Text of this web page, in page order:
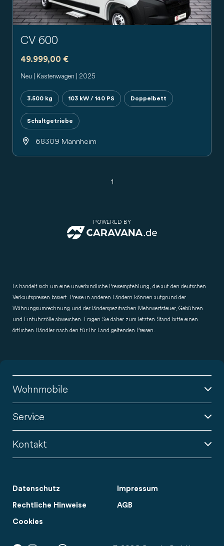
CV 600
49.999,00 €
Neu | Kastenwagen | 2025
3.500 kg 103 kW / 140 PS Doppelbett
Schaltgetriebe
68309 Mannheim
1
POWERED BY
CARAVANA.de
Es handelt sich um eine unverbindliche Preisempfehlung, die auf den deutschen
Verkaufspreisen basiert. Preise in anderen Ländern können aufgrund der
Währungsumrechnung und der länderspezifischen Mehrwertsteuer, Gebühren
und Einfuhrzölle abweichen. Fragen Sie daher zum letzten Stand bitte einen
örtlichen Händler nach den für Ihr Land geltenden Preisen.
Wohnmobile
Service
Kontakt
Datenschutz Impressum
Rechtliche Hinweise AGB
Cookies